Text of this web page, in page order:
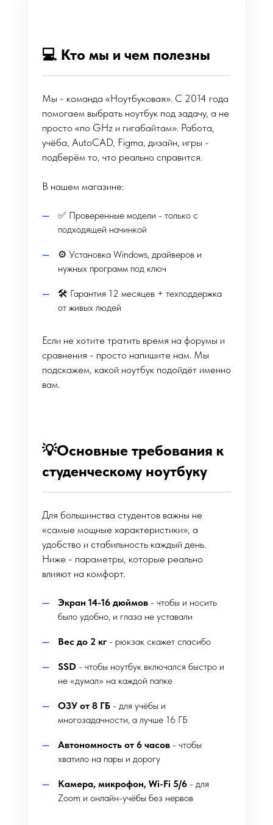
💻 Кто мы и чем полезны
Мы - команда «Ноутбуковая». С 2014 года
помогаем выбрать ноутбук под задачу, а не
просто «по GHz и гигабайтам». Работа,
учёба, AutoCAD, Figma, дизайн, игры -
подберём то, что реально справится.
В нашем магазине:
✅ Проверенные модели - только с
подходящей начинкой
⚙️ Установка Windows, драйверов и
нужных программ под ключ
🛠 Гарантия 12 месяцев + техподдержка
от живых людей
Если не хотите тратить время на форумы и
сравнения - просто напишите нам. Мы
подскажем, какой ноутбук подойдёт именно
вам.
💡Основные требования к
студенческому ноутбуку
Для большинства студентов важны не
«самые мощные характеристики», а
удобство и стабильность каждый день.
Ниже - параметры, которые реально
влияют на комфорт.
Экран 14-16 дюймов - чтобы и носить
было удобно, и глаза не уставали
Вес до 2 кг - рюкзак скажет спасибо
SSD - чтобы ноутбук включался быстро и
не «думал» на каждой папке
ОЗУ от 8 ГБ - для учёбы и
многозадачности, а лучше 16 ГБ
Автономность от 6 часов - чтобы
хватило на пары и дорогу
Камера, микрофон, Wi-Fi 5/6 - для
Zoom и онлайн-учёбы без нервов